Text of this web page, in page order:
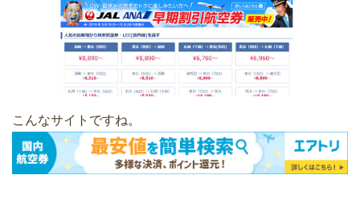
こんなサイトですね。